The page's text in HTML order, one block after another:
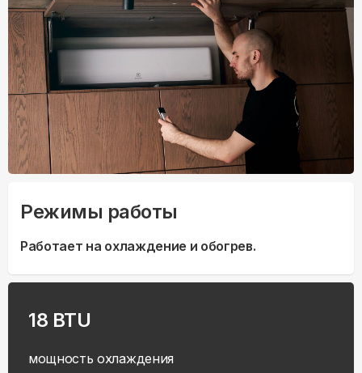
Режимы работы
Работает на охлаждение и обогрев.
18 BTU
мощность охлаждения